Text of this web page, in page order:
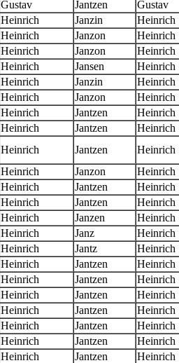
Gustav Jantzen
Gustav
Heinrich Janzin
Heinrich
Heinrich Janzon
Heinrich
Heinrich Janzon
Heinrich
Heinrich Jansen
Heinrich
Heinrich Janzin
Heinrich
Heinrich Janzon
Heinrich
Heinrich Jantzen
Heinrich
Heinrich Jantzen
Heinrich
Heinrich Jantzen
Heinrich
Heinrich Janzon
Heinrich
Heinrich Jantzen
Heinrich
Heinrich Jantzen
Heinrich
Heinrich Janzen
Heinrich
Heinrich Janz
Heinrich
Heinrich Jantz
Heinrich
Heinrich Jantzen
Heinrich
Heinrich Jantzen
Heinrich
Heinrich Jantzen
Heinrich
Heinrich Jantzen
Heinrich
Heinrich Jantzen
Heinrich
Heinrich Jantzen
Heinrich
Heinrich Jantzen
Heinrich